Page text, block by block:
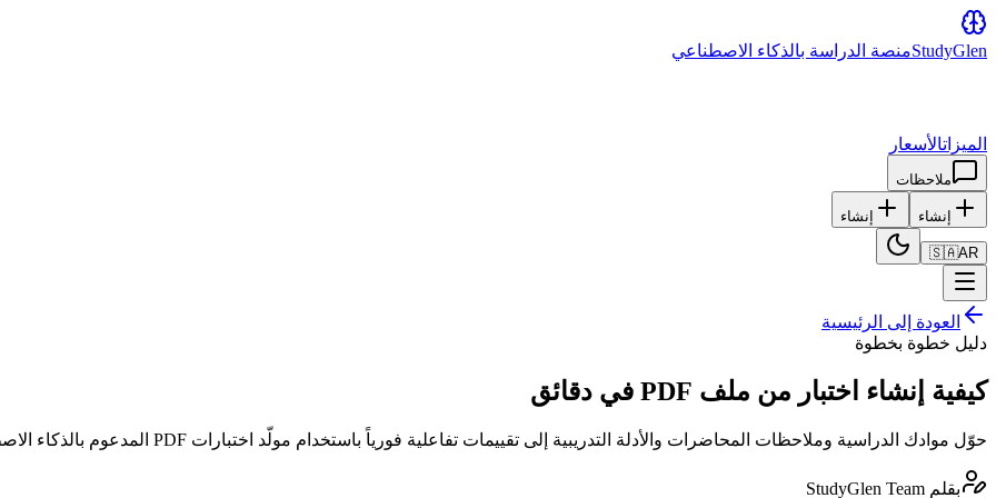
StudyGlen منصة الدراسة بالذكاء الاصطناعي
الميزاتالأسعار
ملاحظات
إنشاء إنشاء
🇸🇦AR
العودة إلى الرئيسية
دليل خطوة بخطوة
كيفية إنشاء اختبار من ملف PDF في دقائق
حوّل موادك الدراسية وملاحظات المحاضرات والأدلة التدريبية إلى تقييمات تفاعلية فورياً باستخدام مولّد اختبارات PDF المدعوم بالذكاء الاصطناعي.
بقلم StudyGlen Team